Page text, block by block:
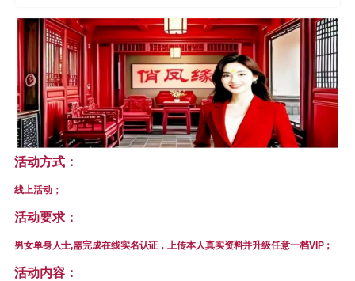
活动方式：
线上活动；
活动要求：
男女单身人士,需完成在线实名认证，上传本人真实资料并升级任意一档VIP；
活动内容：